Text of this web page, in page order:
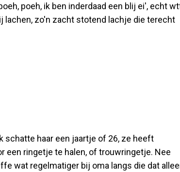
poeh, ik ben inderdaad een blij ei', echt
lachen, zo'n zacht stotend lachje die terecht
schatte haar een jaartje of 26, ze heeft
een ringetje te halen, of trouwringetje. Nee
wat regelmatiger bij oma langs die dat